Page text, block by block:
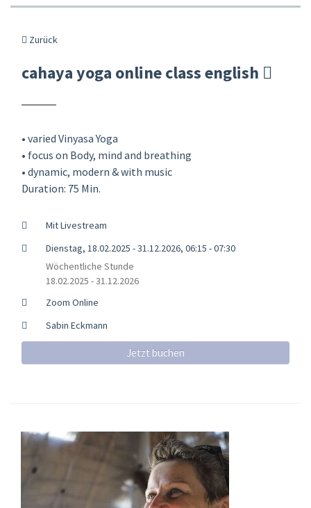
Zurück
cahaya yoga online class english
• varied Vinyasa Yoga
• focus on Body, mind and breathing
• dynamic, modern & with music
Duration: 75 Min.
Mit Livestream
Dienstag, 18.02.2025 - 31.12.2026, 06:15 - 07:30
Wöchentliche Stunde
18.02.2025 - 31.12.2026
Zoom Online
Sabin Eckmann
Jetzt buchen